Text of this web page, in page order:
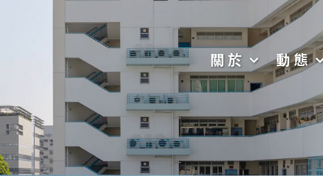
關於 動態